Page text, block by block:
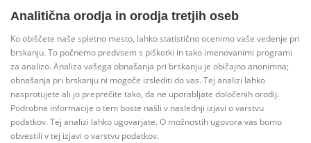
Analitična orodja in orodja tretjih oseb
Ko obiščete naše spletno mesto, lahko statistično ocenimo vaše vedenje pri
brskanju. To počnemo predvsem s piškotki in tako imenovanimi programi
za analizo. Analiza vašega obnašanja pri brskanju je običajno anonimna;
obnašanja pri brskanju ni mogoče izslediti do vas. Tej analizi lahko
nasprotujete ali jo preprečite tako, da ne uporabljate določenih orodij.
Podrobne informacije o tem boste našli v naslednji izjavi o varstvu
podatkov. Tej analizi lahko ugovarjate. O možnostih ugovora vas bomo
obvestili v tej izjavi o varstvu podatkov.